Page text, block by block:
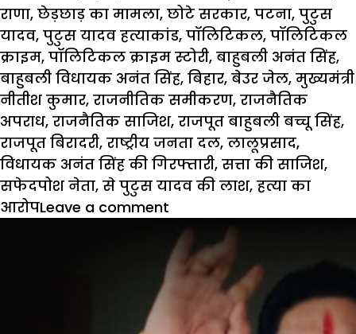
राणा, छेड़छाड़ का मामला, छोटे सरकार, पटना, पुटुस
यादव, पुटुस यादव हत्याकांड, पॉलिटिकल, पॉलिटिकल
क्राइम, पॉलिटिकल क्राइम स्टोरी, बाहुबली अनंत सिंह,
बाहुबली विधायक अनंत सिंह, बिहार, बेउर जेल, मुख्यमंत्री
नीतीश कुमार, राजनीतिक समीकरण, राजनैतिक
अपराध, राजनैतिक साजिश, राजपूत बाहुबली बच्चू सिंह,
राजपूत बिरादरी, राष्ट्रीय जनता दल, लालूप्रसाद,
विधायक अनंत सिंह की गिरफ्तारी, सत्ता की साजिश,
सफेदपोश नेता, से पुटुस यादव की लाश, हत्या का
आरोपLeave a comment